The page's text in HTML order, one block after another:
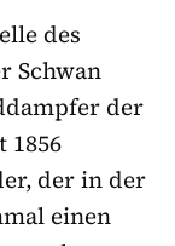
des
Schwan
der
1856
der in der
einen